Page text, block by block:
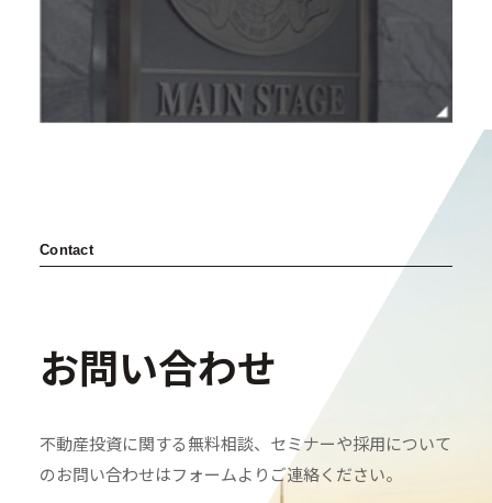
Contact
お問い合わせ
不動産投資に関する無料相談、セミナーや採用について
のお問い合わせはフォームよりご連絡ください。